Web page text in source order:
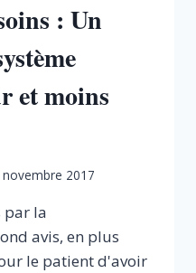
: Un
et moins
novembre 2017
par la
avis, en plus
le patient d'avoir